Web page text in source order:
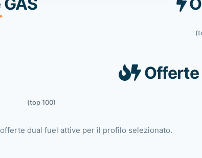
Offerte
(top 100)
dual fuel attive per il profilo selezionato.